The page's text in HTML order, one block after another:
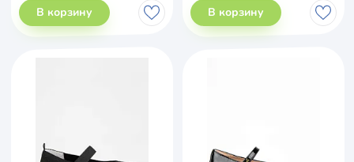
В корзину В корзину